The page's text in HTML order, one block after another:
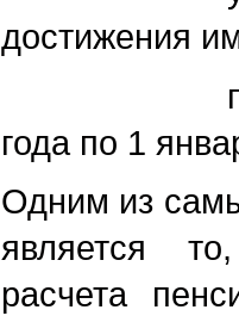
достижения
года по 1
Одним из
является
расчета